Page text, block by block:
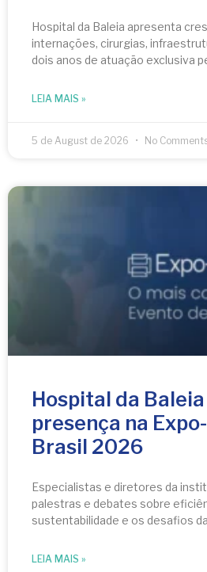
Hospital da Baleia apresenta
internações, cirurgias,
dois anos de atuação exclusiva
LEIA MAIS »
5 de August de 2026 No
Hospital da
presença na
Brasil 2026
Especialistas e diretores da
palestras e debates sobre
sustentabilidade e os desafios
LEIA MAIS »